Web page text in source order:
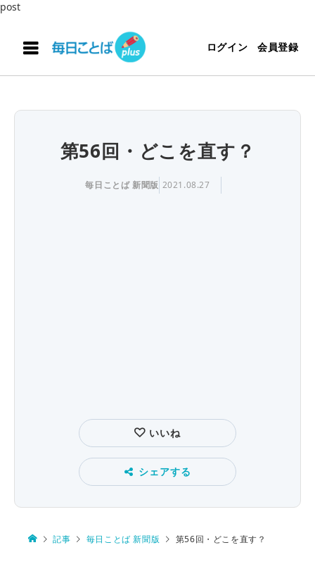
post
ログイン 会員登録
第56回・どこを直す？
毎日ことば 新聞版 2021.08.27
いいね
シェアする
記事 毎日ことば 新聞版 第56回・どこを直す？